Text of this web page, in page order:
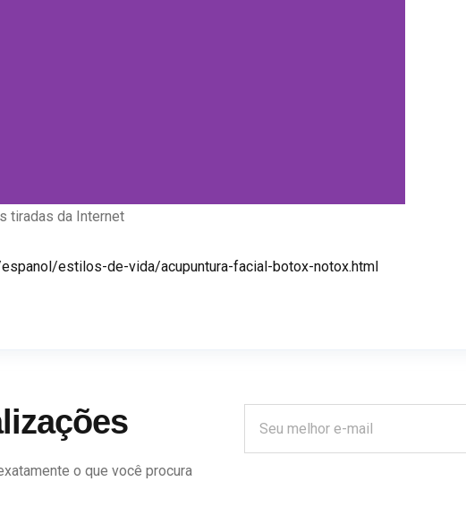
tiradas da Internet
estilos-de-vida/acupuntura-facial-botox-notox.html
o que você procura